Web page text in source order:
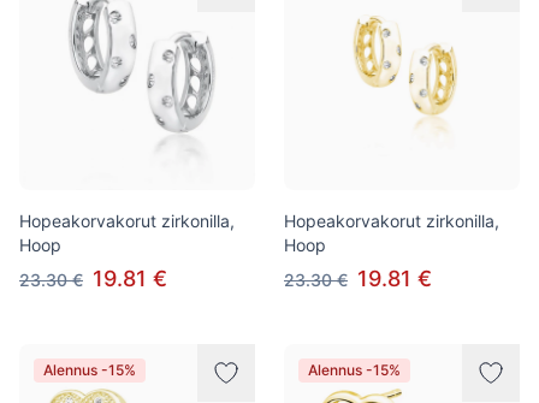
Hopeakorvakorut zirkonilla,
Hoop
23.30 € 19.81 €
Hopeakorvakorut zirkonilla,
Hoop
23.30 € 19.81 €
Alennus -15% Alennus -15%